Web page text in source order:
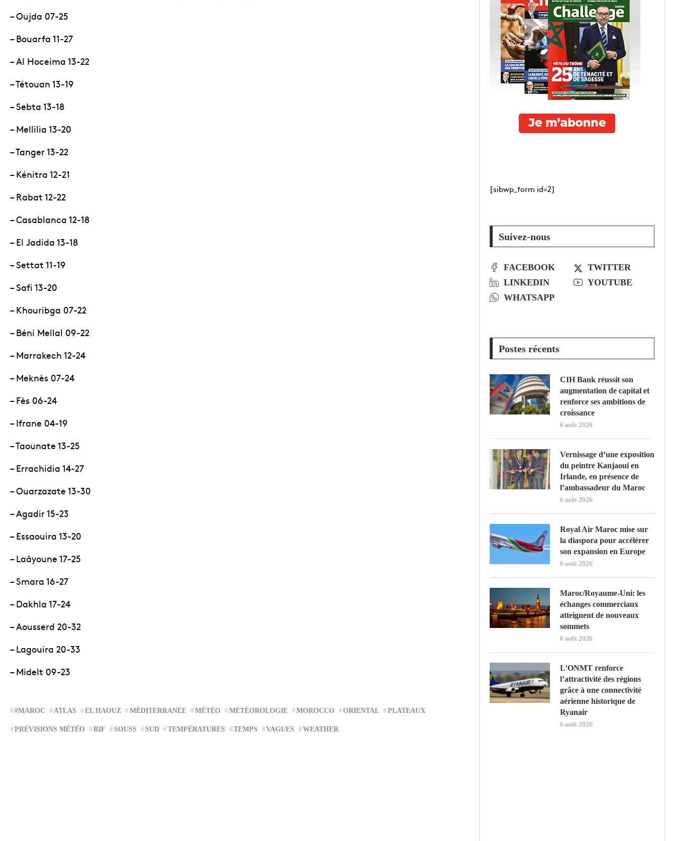
– Oujda 07-25
– Bouarfa 11-27
– Al Hoceima 13-22
– Tétouan 13-19
– Sebta 13-18
– Mellilia 13-20
– Tanger 13-22
– Kénitra 12-21
– Rabat 12-22
– Casablanca 12-18
– El Jadida 13-18
– Settat 11-19
– Safi 13-20
– Khouribga 07-22
– Béni Mellal 09-22
– Marrakech 12-24
– Meknès 07-24
– Fès 06-24
– Ifrane 04-19
– Taounate 13-25
– Errachidia 14-27
– Ouarzazate 13-30
– Agadir 15-23
– Essaouira 13-20
– Laâyoune 17-25
– Smara 16-27
– Dakhla 17-24
– Aousserd 20-32
– Lagouira 20-33
– Midelt 09-23
#MAROC ATLAS EL HAOUZ MÉDITERRANÉE MÉTÉO MÉTÉOROLOGIE MOROCCO ORIENTAL PLATEAUX
PRÉVISIONS MÉTÉO RIF SOUSS SUD TEMPÉRATURES TEMPS VAGUES WEATHER
[sibwp_form id=2]
Suivez-nous
FACEBOOK
TWITTER
LINKEDIN
YOUTUBE
WHATSAPP
Postes récents
CIH Bank réussit son
augmentation de capital et
renforce ses ambitions de
croissance
6 août 2026
Vernissage d’une exposition
du peintre Kanjaoui en
Irlande, en présence de
l’ambassadeur du Maroc
6 août 2026
Royal Air Maroc mise sur
la diaspora pour accélérer
son expansion en Europe
6 août 2026
Maroc/Royaume-Uni: les
échanges commerciaux
atteignent de nouveaux
sommets
6 août 2026
L’ONMT renforce
l’attractivité des régions
grâce à une connectivité
aérienne historique de
Ryanair
6 août 2026